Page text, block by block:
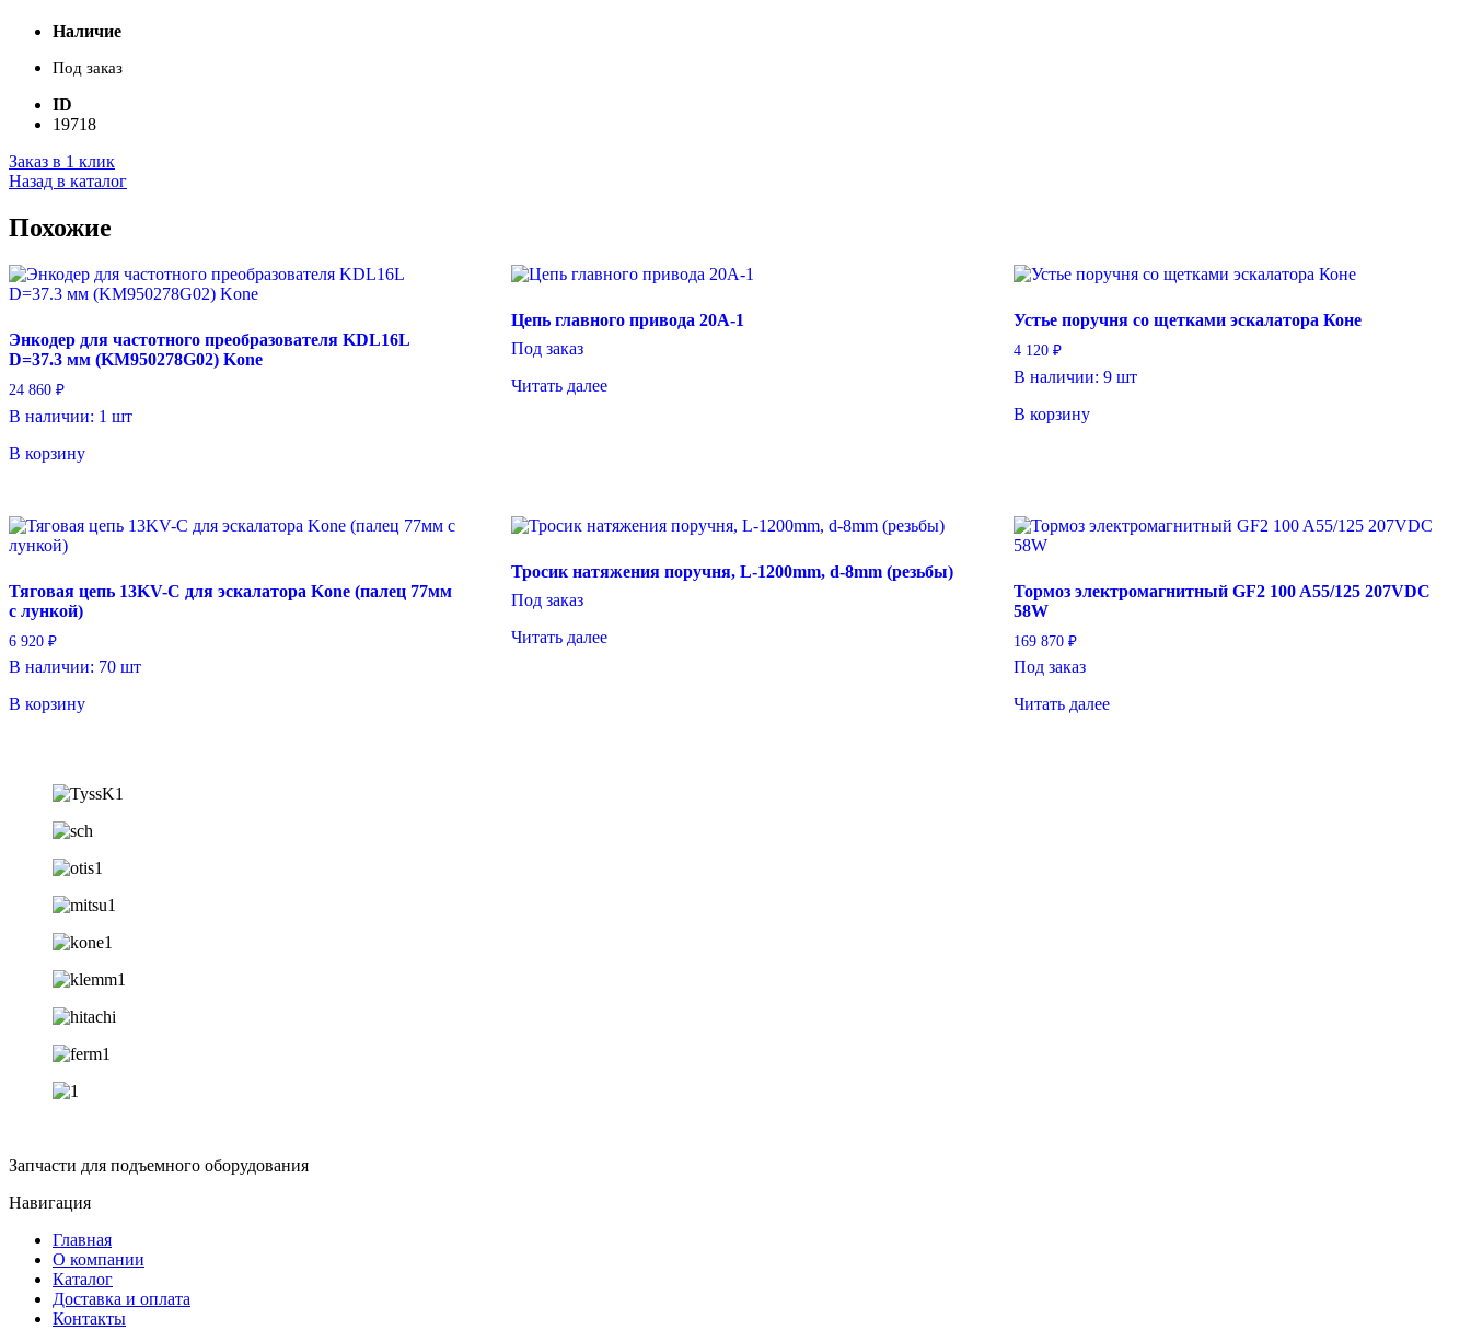
Наличие
Под заказ
ID
19718
Заказ в 1 клик
Назад в каталог
Похожие
Энкодер для частотного преобразователя KDL16L
D=37.3 мм (KM950278G02) Kone
24 860 ₽
В наличии: 1 шт
В корзину
Цепь главного привода 20A-1
Под заказ
Читать далее
Устье поручня со щетками эскалатора Коне
4 120 ₽
В наличии: 9 шт
В корзину
Тяговая цепь 13KV-C для эскалатора Kone (палец 77мм
с лункой)
6 920 ₽
В наличии: 70 шт
В корзину
Тросик натяжения поручня, L-1200mm, d-8mm (резьбы)
Под заказ
Читать далее
Тормоз электромагнитный GF2 100 A55/125 207VDC
58W
169 870 ₽
Под заказ
Читать далее
Запчасти для подъемного оборудования
Навигация
Главная
О компании
Каталог
Доставка и оплата
Контакты